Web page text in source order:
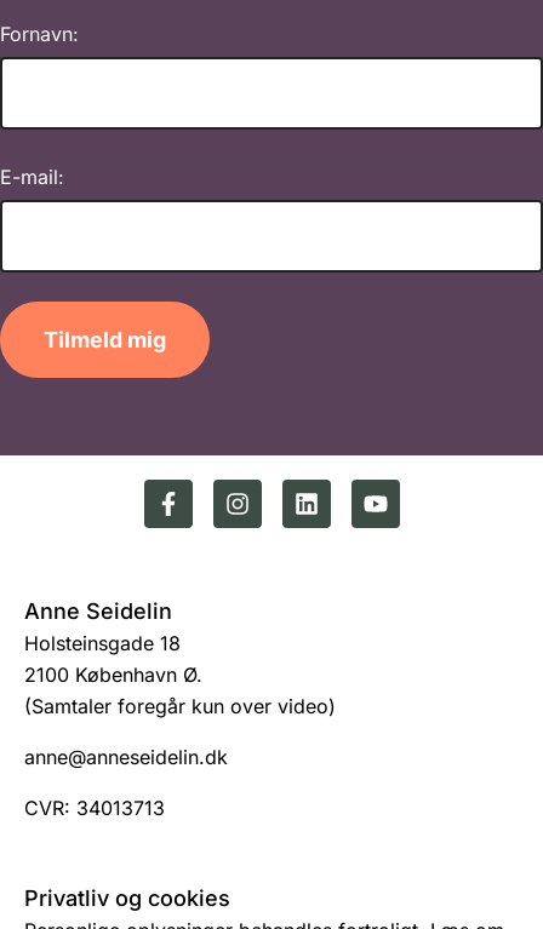
Fornavn:
E-mail:
Tilmeld mig
Anne Seidelin
Holsteinsgade 18
2100 København Ø.
(Samtaler foregår kun over video)
anne@anneseidelin.dk
CVR: 34013713
Privatliv og cookies